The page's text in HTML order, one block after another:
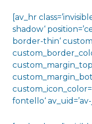
[av_hr
shadow‘
border-thin‘
fontello‘